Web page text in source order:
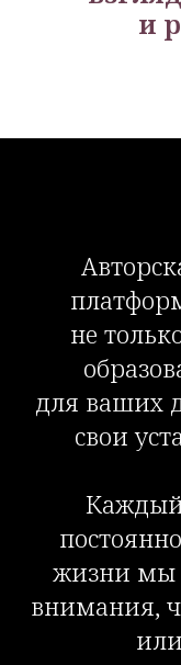
и
не
для ваших
свои
Каждый
жизни мы
внимания,